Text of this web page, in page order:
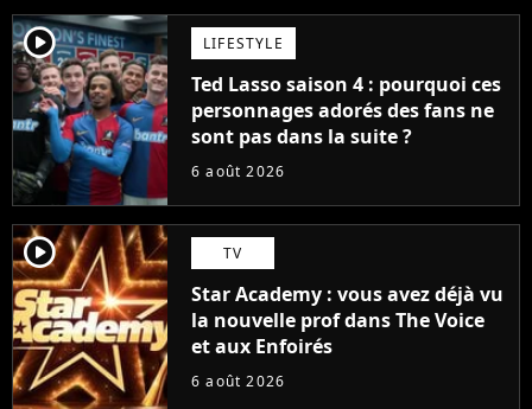
player2 LIFESTYLE
Ted Lasso saison 4 : pourquoi ces
personnages adorés des fans ne
sont pas dans la suite ?
6 août 2026
player2 TV
Star Academy : vous avez déjà vu
la nouvelle prof dans The Voice
et aux Enfoirés
6 août 2026